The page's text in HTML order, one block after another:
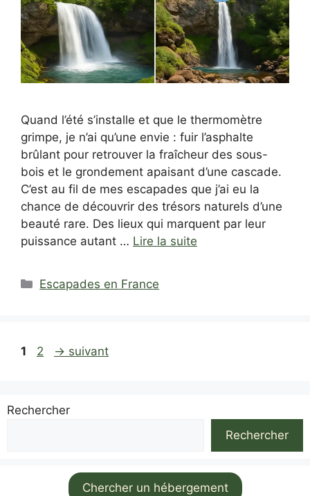
Quand l’été s’installe et que le thermomètre
grimpe, je n’ai qu’une envie : fuir l’asphalte
brûlant pour retrouver la fraîcheur des sous-
bois et le grondement apaisant d’une cascade.
C’est au fil de mes escapades que j’ai eu la
chance de découvrir des trésors naturels d’une
beauté rare. Des lieux qui marquent par leur
puissance autant … Lire la suite
Catégories
Escapades en France
Page
1 Page
2 → suivant
Rechercher
Rechercher
Chercher un hébergement